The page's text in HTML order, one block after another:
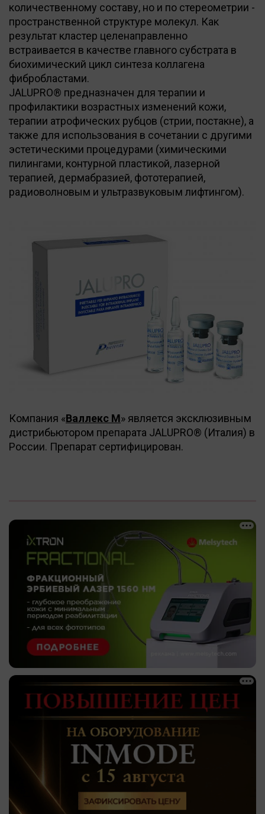
количественному составу, но и по стереометрии -
пространственной структуре молекул. Как
результат кластер целенаправленно
встраивается в качестве главного субстрата в
биохимический цикл синтеза коллагена
фибробластами.
JALUPRO® предназначен для терапии и
профилактики возрастных изменений кожи,
терапии атрофических рубцов (стрии, постакне), а
также для использования в сочетании с другими
эстетическими процедурами (химическими
пилингами, контурной пластикой, лазерной
терапией, дермабразией, фототерапией,
радиоволновым и ультразвуковым лифтингом).
Компания «Валлекс М» является эксклюзивным
дистрибьютором препарата JALUPRO® (Италия) в
России. Препарат сертифицирован.